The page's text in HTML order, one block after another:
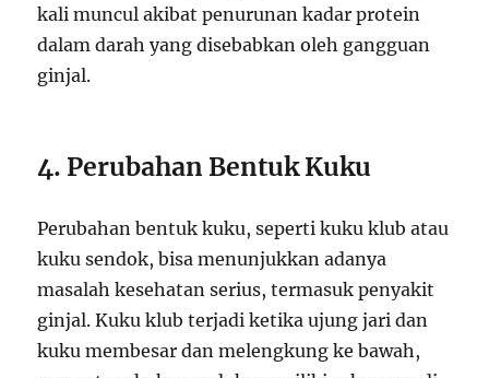
kali muncul akibat penurunan kadar protein
dalam darah yang disebabkan oleh gangguan
ginjal.
4. Perubahan Bentuk Kuku
Perubahan bentuk kuku, seperti kuku klub atau
kuku sendok, bisa menunjukkan adanya
masalah kesehatan serius, termasuk penyakit
ginjal. Kuku klub terjadi ketika ujung jari dan
kuku membesar dan melengkung ke bawah,